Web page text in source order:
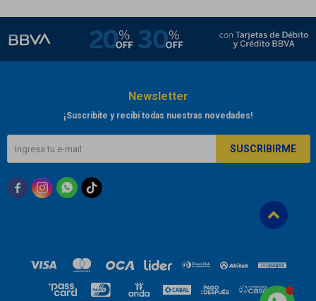
Newsletter
¡Suscribite y recibí todas nuestras novedades!
SUSCRIBIRME
  